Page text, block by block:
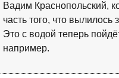
Вадим Краснопольский,
часть того, что
Это с водой теперь
например.